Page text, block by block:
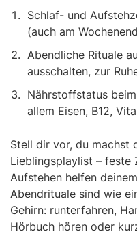
Schlaf- und
(auch am
Abendliche Rituale
ausschalten, zur
Nährstoffstatus
allem Eisen, B12,
Stell dir vor, du machst
Lieblingsplaylist – feste
Aufstehen helfen
Abendrituale sind wie
Gehirn: runterfahren,
Hörbuch hören oder